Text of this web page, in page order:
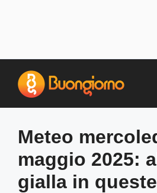
contenuto
Meteo
maggio 2025:
gialla in